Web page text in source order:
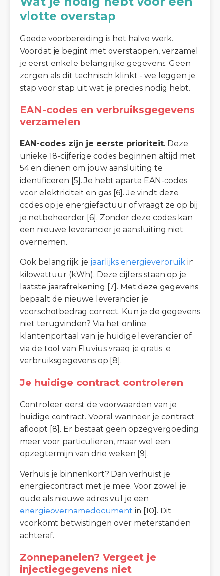
vlotte overstap
Goede voorbereiding is het halve werk.
Voordat je begint met overstappen, verzamel
je eerst enkele belangrijke gegevens. Geen
zorgen als dit technisch klinkt - we leggen je
stap voor stap uit wat je precies nodig hebt.
EAN-codes en verbruiksgegevens
verzamelen
EAN-codes zijn je eerste prioriteit. Deze
unieke 18-cijferige codes beginnen altijd met
54 en dienen om jouw aansluiting te
identificeren [5]. Je hebt aparte EAN-codes
voor elektriciteit en gas [6]. Je vindt deze
codes op je energiefactuur of vraagt ze op bij
je netbeheerder [6]. Zonder deze codes kan
een nieuwe leverancier je aansluiting niet
overnemen.
Ook belangrijk: je jaarlijks energieverbruik in
kilowattuur (kWh). Deze cijfers staan op je
laatste jaarafrekening [7]. Met deze gegevens
bepaalt de nieuwe leverancier je
voorschotbedrag correct. Kun je de gegevens
niet terugvinden? Via het online
klantenportaal van je huidige leverancier of
via de tool van Fluvius vraag je gratis je
verbruiksgegevens op [8].
Je huidige contract controleren
Controleer eerst de voorwaarden van je
huidige contract. Vooral wanneer je contract
afloopt [8]. Er bestaat geen opzegvergoeding
meer voor particulieren, maar wel een
opzegtermijn van drie weken [9].
Verhuis je binnenkort? Dan verhuist je
energiecontract met je mee. Voor zowel je
oude als nieuwe adres vul je een
energieovernamedocument in [10]. Dit
voorkomt betwistingen over meterstanden
achteraf.
Zonnepanelen? Vergeet je
injectiegegevens niet